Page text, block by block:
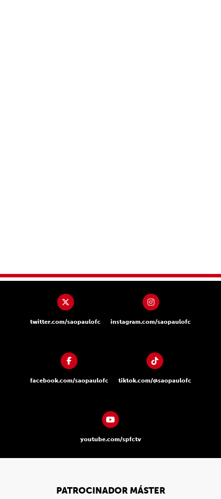
twitter.com/saopaulofc instagram.com/saopaulofc
facebook.com/saopaulofc tiktok.com/@saopaulofc
youtube.com/spfctv
PATROCINADOR MÁSTER